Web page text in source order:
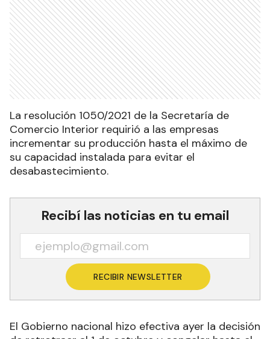
La resolución 1050/2021 de la Secretaría de
Comercio Interior requirió a las empresas
incrementar su producción hasta el máximo de
su capacidad instalada para evitar el
desabastecimiento.
Recibí las noticias en tu email
RECIBIR NEWSLETTER
El Gobierno nacional hizo efectiva ayer la decisión